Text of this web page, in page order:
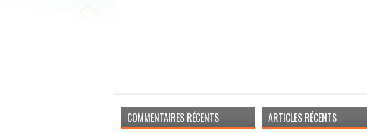
COMMENTAIRES RÉCENTS ARTICLES RÉCENTS